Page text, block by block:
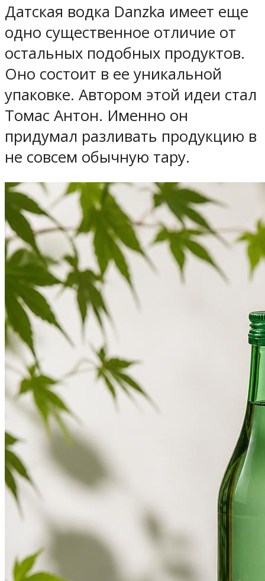
Датская водка Danzka имеет еще
одно существенное отличие от
остальных подобных продуктов.
Оно состоит в ее уникальной
упаковке. Автором этой идеи стал
Томас Антон. Именно он
придумал разливать продукцию в
не совсем обычную тару.